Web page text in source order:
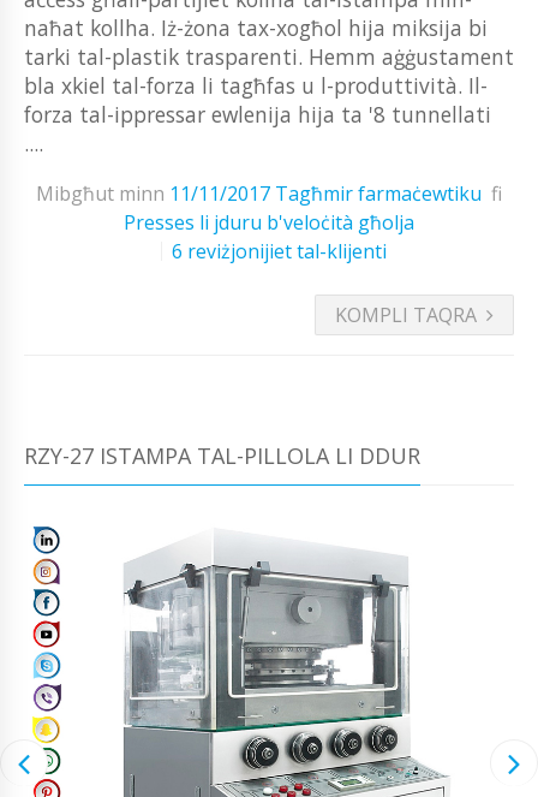
naħat kollha. Iż-żona tax-xogħol hija miksija bi
tarki tal-plastik trasparenti. Hemm aġġustament
bla xkiel tal-forza li tagħfas u l-produttività. Il-
forza tal-ippressar ewlenija hija ta '8 tunnellati
....
Mibgħut minn 11/11/2017 Tagħmir farmaċewtiku fi
Presses li jduru b'veloċità għolja
6 reviżjonijiet tal-klijenti
KOMPLI TAQRA
RZY-27 ISTAMPA TAL-PILLOLA LI DDUR